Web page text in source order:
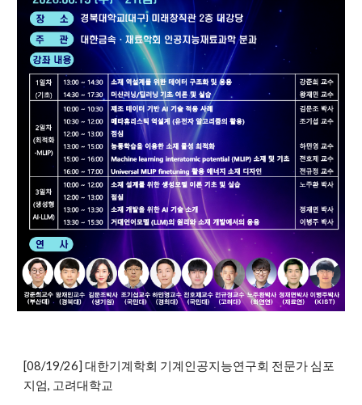
[08/19/26] 대한기계학회 기계인공지능연구회 전문가 심포
지엄, 고려대학교